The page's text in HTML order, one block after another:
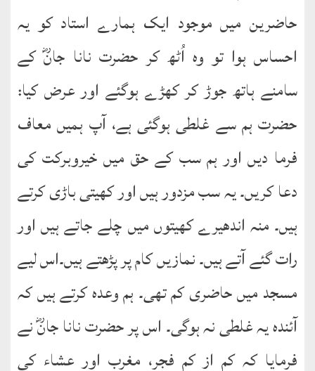
حاضرین میں موجود ایک ہمارے استاد کو یہ
احساس ہوا تو وہ اُٹھ کر حضرت نانا جانؓ کے
سامنے ہاتھ جوڑ کر کھڑے ہوگئے اور عرض کیا:
حضرت ہم سے غلطی ہوگئی ہے، آپ ہمیں معاف
فرما دیں اور ہم سب کے حق میں خیروبرکت کی
دعا کریں۔ یہ سب مزدور ہیں اور کھیتی باڑی کرتے
ہیں۔ منہ اندھیرے کھیتوں میں چلے جاتے ہیں اور
رات گئے آتے ہیں۔ نمازیں کام پر پڑھتے ہیں۔اس لیے
مسجد میں حاضری کم تھی۔ ہم وعدہ کرتے ہیں کہ
آئندہ یہ غلطی نہ ہوگی۔ اس پر حضرت نانا جانؓ نے
فرمایا کہ کم از کم فجر، مغرب اور عشاء کی